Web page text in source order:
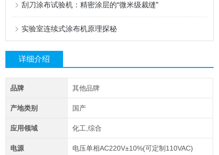
刮刀涂布试验机：精密涂层的“微米级裁缝”
实验室连续式涂布机原理探秘
详细介绍
品牌 其他品牌
产地类别 国产
应用领域 化工,综合
电源 电压单相AC220V±10%(可定制110VAC)